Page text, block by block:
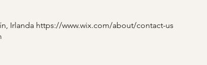
Irlanda https://www.wix.com/about/contact-us